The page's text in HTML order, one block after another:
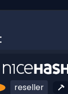
reseller